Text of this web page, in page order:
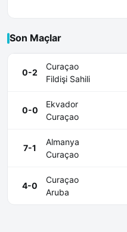
Son Maçlar
0-2
Curaçao
Fildişi Sahili
0-0
Ekvador
Curaçao
7-1
Almanya
Curaçao
4-0
Curaçao
Aruba